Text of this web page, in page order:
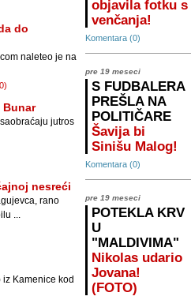
do
naleteo je na
Bunar
jutros
nesreći
rano
...
Kamenice kod
objavila fotku s
venčanja!
Komentara (0)
pre 19 meseci
S FUDBALERA
PREŠLA NA
POLITIČARE
Šavija bi
Sinišu Malog!
Komentara (0)
pre 19 meseci
POTEKLA KRV
U
"MALDIVIMA"
Nikolas udario
Jovana!
(FOTO)